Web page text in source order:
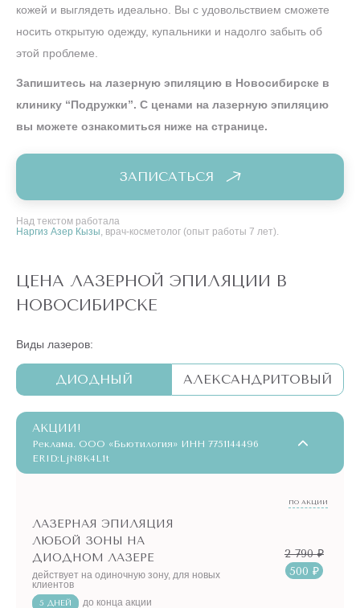
кожей и выглядеть идеально. Вы с удовольствием сможете
носить открытую одежду, купальники и надолго забыть об
этой проблеме.
Запишитесь на лазерную эпиляцию в Новосибирске в
клинику “Подружки”. С ценами на лазерную эпиляцию
вы можете ознакомиться ниже на странице.
ЗАПИСАТЬСЯ
Над текстом работала
Наргиз Азер Кызы , врач-косметолог (опыт работы 7 лет).
ЦЕНА ЛАЗЕРНОЙ ЭПИЛЯЦИИ В
НОВОСИБИРСКЕ
Виды лазеров:
ДИОДНЫЙ АЛЕКСАНДРИТОВЫЙ
АКЦИИ!
Реклама. ООО «Бьютилогия» ИНН 7751144496
ERID:LjN8K4L1t
ПО АКЦИИ
ЛАЗЕРНАЯ ЭПИЛЯЦИЯ
ЛЮБОЙ ЗОНЫ НА
ДИОДНОМ ЛАЗЕРЕ
действует на одиночную зону, для новых
клиентов
5 ДНЕЙ до конца акции
2 790 ₽
500 ₽